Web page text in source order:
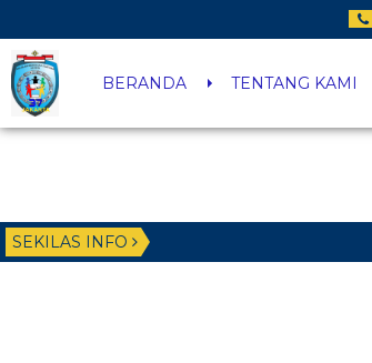
BERANDA TENTANG KAMI
SEKILAS INFO